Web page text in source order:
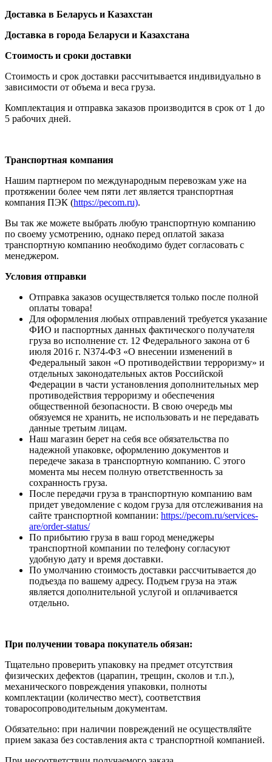
Доставка в Беларусь и Казахстан
Доставка в города Беларуси и Казахстана
Стоимость и сроки доставки
Стоимость и срок доставки рассчитывается индивидуально в
зависимости от объема и веса груза.
Комплектация и отправка заказов производится в срок от 1 до
5 рабочих дней.
Транспортная компания
Нашим партнером по международным перевозкам уже на
протяжении более чем пяти лет является транспортная
компания ПЭК (https://pecom.ru).
Вы так же можете выбрать любую транспортную компанию
по своему усмотрению, однако перед оплатой заказа
транспортную компанию необходимо будет согласовать с
менеджером.
Условия отправки
Отправка заказов осуществляется только после полной
оплаты товара!
Для оформления любых отправлений требуется указание
ФИО и паспортных данных фактического получателя
груза во исполнение ст. 12 Федерального закона от 6
июля 2016 г. N374-ФЗ «О внесении изменений в
Федеральный закон «О противодействии терроризму» и
отдельных законодательных актов Российской
Федерации в части установления дополнительных мер
противодействия терроризму и обеспечения
общественной безопасности. В свою очередь мы
обязуемся не хранить, не использовать и не передавать
данные третьим лицам.
Наш магазин берет на себя все обязательства по
надежной упаковке, оформлению документов и
передече заказа в транспортную компанию. С этого
момента мы несем полную ответственность за
сохранность груза.
После передачи груза в транспортную компанию вам
придет уведомление с кодом груза для отслеживания на
сайте транспортной компании: https://pecom.ru/services-
are/order-status/
По прибытию груза в ваш город менеджеры
транспортной компании по телефону согласуют
удобную дату и время доставки.
По умолчанию стоимость доставки рассчитывается до
подъезда по вашему адресу. Подъем груза на этаж
является дополнительной услугой и оплачивается
отдельно.
При получении товара покупатель обязан:
Тщательно проверить упаковку на предмет отсутствия
физических дефектов (царапин, трещин, сколов и т.п.),
механического повреждения упаковки, полноты
комплектации (количество мест), соответствия
товаросопроводительным документам.
Обязательно: при наличии повреждений не осуществляйте
прием заказа без составления акта с транспортной компанией.